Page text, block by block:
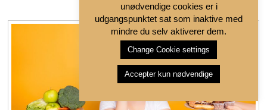
unødvendige cookies er i
udgangspunktet sat som inaktive med
mindre du selv aktiverer dem.
Change Cookie settings
Accepter kun nødvendige